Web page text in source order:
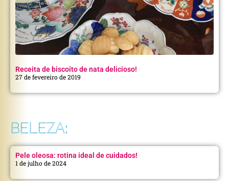
Receita de biscoito de nata delicioso!
27 de fevereiro de 2019
BELEZA:
Pele oleosa: rotina ideal de cuidados!
1 de julho de 2024